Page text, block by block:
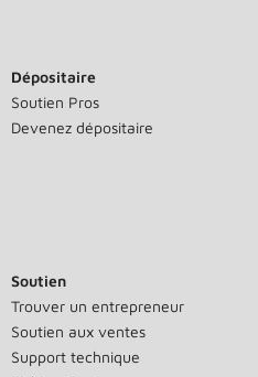
Dépositaire
Soutien Pros
Devenez dépositaire
Soutien
Trouver un entrepreneur
Soutien aux ventes
Support technique